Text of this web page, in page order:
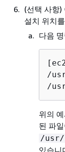
(선택 사항)
설치 위치를
다음
/
/
위의
된 파
/usr/
있습니